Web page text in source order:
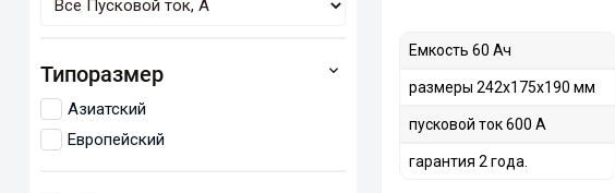
Типоразмер
Азиатский
Европейский
Емкость 60 Ач
размеры 242х175х190 мм
пусковой ток 600 А
гарантия 2 года.